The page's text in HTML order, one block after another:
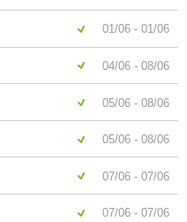
01/06 - 01/06
04/06 - 08/06
05/06 - 08/06
05/06 - 08/06
07/06 - 07/06
07/06 - 07/06